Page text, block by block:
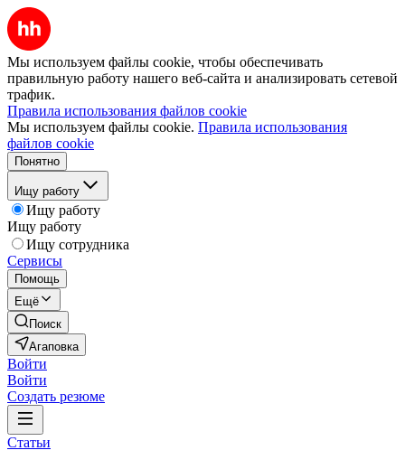
Мы используем файлы cookie, чтобы обеспечивать
правильную работу нашего веб-сайта и анализировать сетевой
трафик.
Правила использования файлов cookie
Мы используем файлы cookie. Правила использования
файлов cookie
Понятно
Ищу работу
Ищу работу
Ищу работу
Ищу сотрудника
Сервисы
Помощь
Ещё
Поиск
Агаповка
Войти
Войти
Создать резюме
Статьи